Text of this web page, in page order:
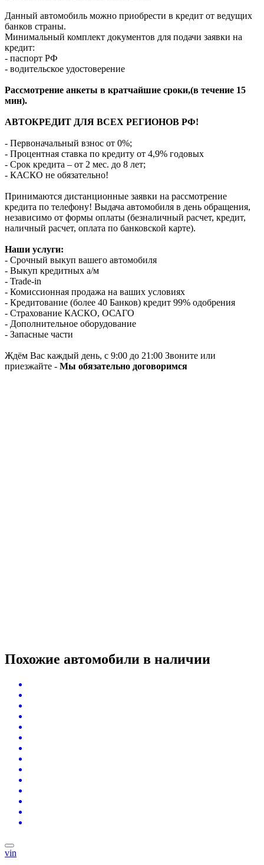
Данный автомобиль можно приобрести в кредит от ведущих
банков страны.
Минимальный комплект документов для подачи заявки на
кредит:
- паспорт РФ
- водительское удостоверение
Рассмотрение анкеты в кратчайшие сроки,(в течение 15
мин).
АВТОКРЕДИТ ДЛЯ ВСЕХ РЕГИОНОВ РФ!
- Первоначальный взнос от 0%;
- Процентная ставка по кредиту от 4,9% годовых
- Срок кредита – от 2 мес. до 8 лет;
- КАСКО не обязательно!
Принимаются дистанционные заявки на рассмотрение
кредита по телефону! Выдача автомобиля в день обращения,
независимо от формы оплаты (безналичный расчет, кредит,
наличный расчет, оплата по банковской карте).
Наши услуги:
- Срочный выкуп вашего автомобиля
- Выкуп кредитных а/м
- Trade-in
- Комиссионная продажа на ваших условиях
- Кредитование (более 40 Банков) кредит 99% одобрения
- Страхование КАСКО, ОСАГО
- Дополнительное оборудование
- Запасные части
Ждём Вас каждый день, с 9:00 до 21:00 Звоните или
приезжайте - Мы обязательно договоримся
Похожие автомобили в наличии
vin